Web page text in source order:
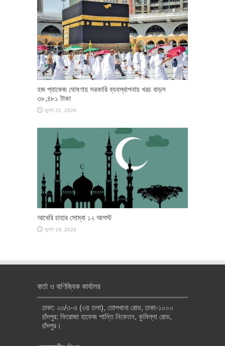
হজ প্যাকেজ ঘোষণায় সরকারি ব্যবস্থাপনায় খরচ বাড়ল
৩৮,৪৮১ টাকা
জুলাই 21, 2026
আখেরি চাহার সোম্বা ১২ আগস্ট
জুলাই 16, 2026
বার্তা ও বাণিজ্যিক কার্যালয়
ঢাকা: ২৩/৩-এ (৩য় তলা), তোপখানা রোড, ঢাকা-১০০০
চাঁদপুর: ফিরোজা হাফেজ শান্তি নিকেতন, কুমিল্লা রোড,
চাঁদপুর।